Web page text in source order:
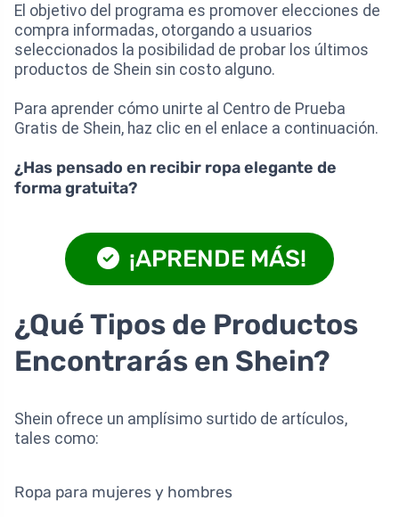
El objetivo del programa es promover elecciones de
compra informadas, otorgando a usuarios
seleccionados la posibilidad de probar los últimos
productos de Shein sin costo alguno.
Para aprender cómo unirte al Centro de Prueba
Gratis de Shein, haz clic en el enlace a continuación.
¿Has pensado en recibir ropa elegante de
forma gratuita?
¡APRENDE MÁS!
¿Qué Tipos de Productos
Encontrarás en Shein?
Shein ofrece un amplísimo surtido de artículos,
tales como:
Ropa para mujeres y hombres